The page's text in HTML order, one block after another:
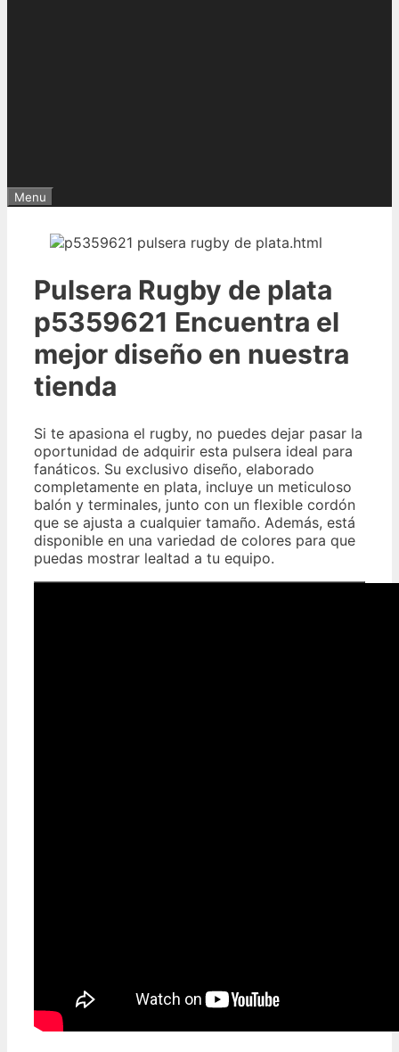
Menu
Pulsera Rugby de plata
p5359621 Encuentra el
mejor diseño en nuestra
tienda
Si te apasiona el rugby, no puedes dejar pasar la
oportunidad de adquirir esta pulsera ideal para
fanáticos. Su exclusivo diseño, elaborado
completamente en plata, incluye un meticuloso
balón y terminales, junto con un flexible cordón
que se ajusta a cualquier tamaño. Además, está
disponible en una variedad de colores para que
puedas mostrar lealtad a tu equipo.